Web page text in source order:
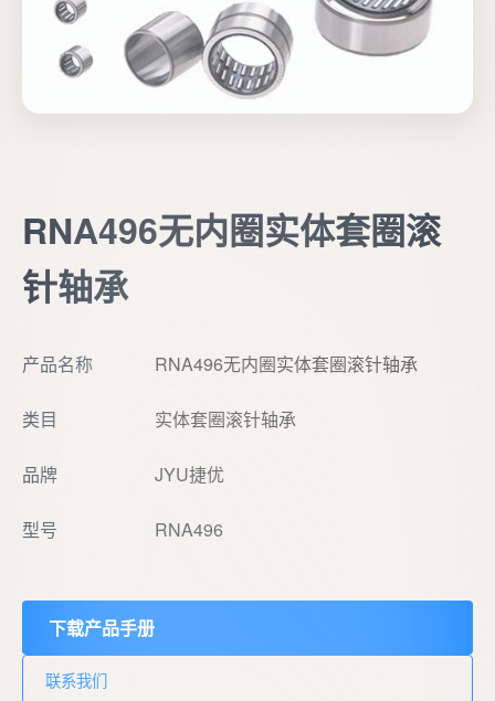
RNA496无内圈实体套圈滚
针轴承
产品名称 RNA496无内圈实体套圈滚针轴承
类目 实体套圈滚针轴承
品牌 JYU捷优
型号 RNA496
下载产品手册
联系我们